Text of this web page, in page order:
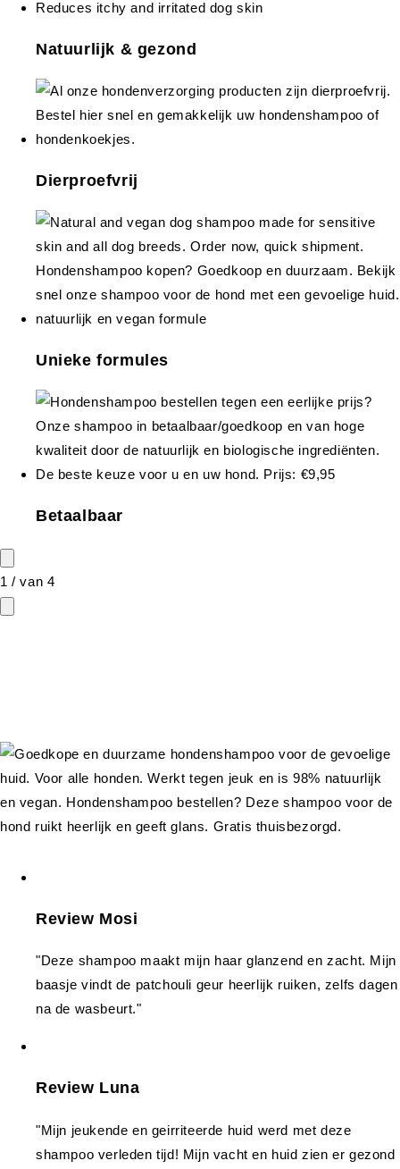
Natuurlijk & gezond
Dierproefvrij
Unieke formules
Betaalbaar
1 /van 4
Review Mosi
"Deze shampoo maakt mijn haar glanzend en zacht. Mijn
baasje vindt de patchouli geur heerlijk ruiken, zelfs dagen
na de wasbeurt."
Review Luna
"Mijn jeukende en geirriteerde huid werd met deze
shampoo verleden tijd! Mijn vacht en huid zien er gezond